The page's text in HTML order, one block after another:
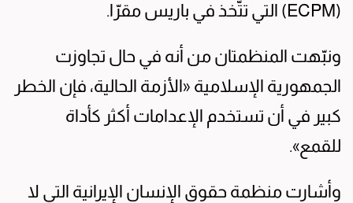
(ECPM) التي تتّخذ في باريس مقرّا.
ونبّهت المنظمتان من أنه في حال تجاوزت
الجمهورية الإسلامية «الأزمة الحالية، فإن الخطر
كبير في أن تستخدم الإعدامات أكثر كأداة
للقمع».
وأشارت منظمة حقوق الإنسان الإيرانية التي لا